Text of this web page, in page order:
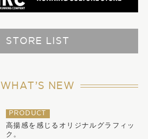
STORE LIST
WHAT’S NEW
PRODUCT
高揚感を感じるオリジナルグラフィッ
ク。